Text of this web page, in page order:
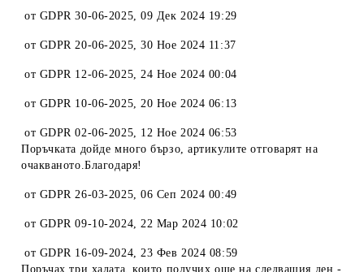
от GDPR 30-06-2025,09 Дек 2024 19:29
от GDPR 20-06-2025,30 Ное 2024 11:37
от GDPR 12-06-2025,24 Ное 2024 00:04
от GDPR 10-06-2025,20 Ное 2024 06:13
от GDPR 02-06-2025, 12 Ное 2024 06:53
Поръчката дойде много бързо, артикулите отговарят на
очакваното.Благодаря!
от GDPR 26-03-2025,06 Сеп 2024 00:49
от GDPR 09-10-2024,22 Мар 2024 10:02
от GDPR 16-09-2024,23 Фев 2024 08:59
Поръчах три халата, които получих още на следващия ден -